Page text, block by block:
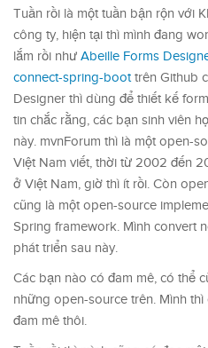
Tuần rồi là một tuần bận rộn với
công ty, hiện tại thì mình đang
lắm rồi như Abeille Forms
connect-spring-boottrên Github
Designer thì dùng để thiết kế
tin chắc rằng, các bạn sinh viên
này. mvnForum thì là một open-
Việt Nam viết, thời từ 2002 đến
ở Việt Nam, giờ thì ít rồi. Còn
cũng là một open-source
Spring framework. Mình convert
phát triển sau này.
Các bạn nào có đam mê, có thể
những open-source trên. Mình
đam mê thôi.